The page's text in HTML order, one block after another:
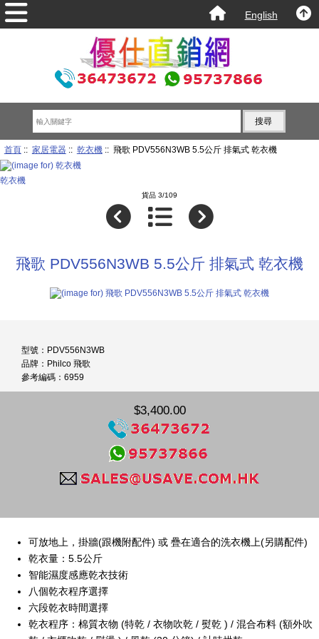
English
首頁:: 家居電器:: 乾衣機:: 飛歌 PDV556N3WB 5.5公斤 排氣式 乾衣機
乾衣機
貨品 3/109
飛歌 PDV556N3WB 5.5公斤 排氣式 乾衣機
型號：PDV556N3WB
品牌：Philco 飛歌
參考編碼：6959
$3,400.00
可放地上，掛牆(跟機附配件) 或 疊在適合的洗衣機上(另購配件)
乾衣量：5.5公斤
智能濕度感應乾衣技術
八個乾衣程序選擇
六段乾衣時間選擇
乾衣程序：棉質衣物 (特乾 / 衣物吹乾 / 熨乾 ) / 混合布料 (額外吹